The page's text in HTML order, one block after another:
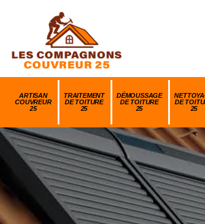
ARTISAN
COUVREUR
25
TRAITEMENT
DE TOITURE
25
DÉMOUSSAGE
DE TOITURE
25
DE
25